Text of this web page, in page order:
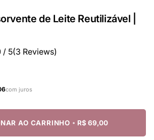
de Leite Reutilizável |
/ 5(3 Reviews)
com juros
AO CARRINHO • R$ 69,00